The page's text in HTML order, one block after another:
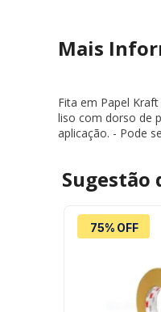
Mais
Fita em Papel
liso com dorso de
aplicação. - Pode
Sugestão
75% OFF